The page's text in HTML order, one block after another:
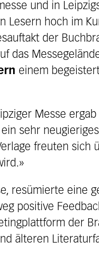
und in
Lesern hoch im
der
das
einem
Messe
sehr
freuten sich
resümierte eine
positive
der
älteren